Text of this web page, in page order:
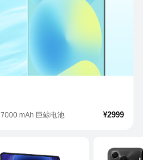
7000 mAh 巨鲸电池 ¥2999